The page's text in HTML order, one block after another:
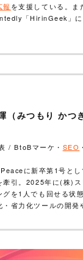
報 を支援している。ま
「HirinGeek」
（みつもり かつ
/ BtoBマーケ・ SEO
に新卒第1号とし
引。2025年に(株)ス
グを1人でも回せる状
省力化ツールの開発